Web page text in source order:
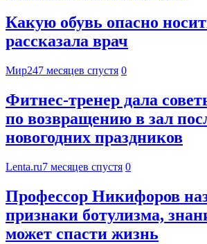
Какую обувь опасно
рассказала врач
Мир247 месяцев спустя 0
Фитнес-тренер дала
по возвращению в зал
новогодних праздников
Lenta.ru7 месяцев спустя 0
Профессор Никифоров
признаки ботулизма,
может спасти жизнь